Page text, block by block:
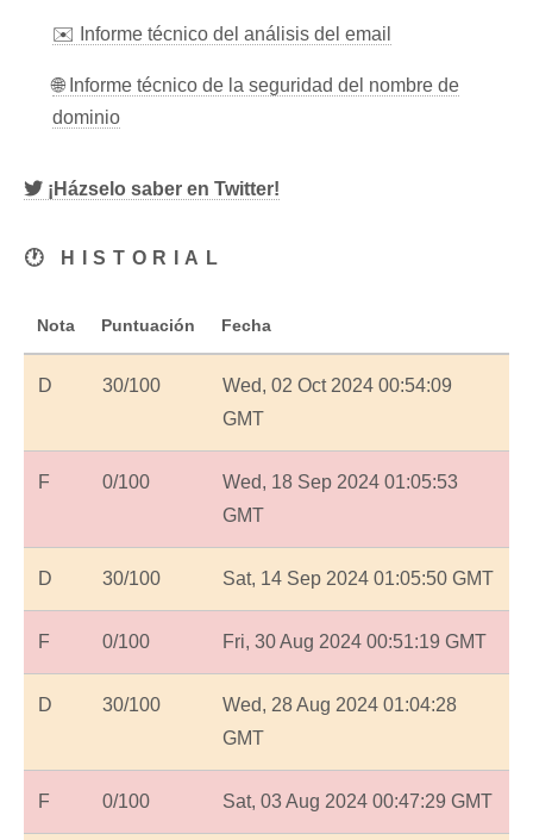
✉️ Informe técnico del análisis del email
🌐 Informe técnico de la seguridad del nombre de
dominio
¡Házselo saber en Twitter!
🕐 HISTORIAL
Nota Puntuación Fecha
D 30/100
Wed, 02 Oct 2024 00:54:09
GMT
F 0/100
Wed, 18 Sep 2024 01:05:53
GMT
D 30/100 Sat, 14 Sep 2024 01:05:50 GMT
F 0/100 Fri, 30 Aug 2024 00:51:19 GMT
D 30/100
Wed, 28 Aug 2024 01:04:28
GMT
F 0/100 Sat, 03 Aug 2024 00:47:29 GMT